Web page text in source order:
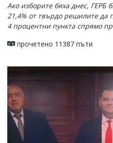
Ако изборите бяха днес, ГЕРБ
21,4% от твърдо решилите да
4 процентни пункта спрямо
прочетено 11387 пъти